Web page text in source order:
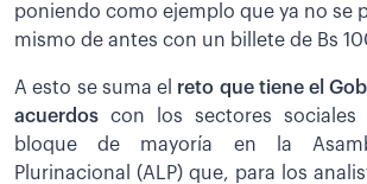
poniendo como ejemplo que ya no se
mismo de antes con un billete de Bs
A esto se suma el reto que tiene el
acuerdos con los sectores sociales
bloque de mayoría en la
Plurinacional (ALP) que, para los